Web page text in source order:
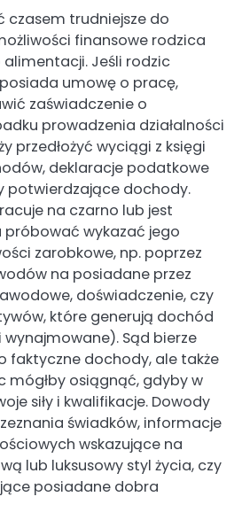
czasem trudniejsze do
finansowe rodzica
Jeśli rodzic
umowę o pracę,
zaświadczenie o
prowadzenia działalności
przedłożyć wyciągi z księgi
deklaracje podatkowe
potwierdzające dochody.
na czarno lub jest
wykazać jego
zarobkowe, np. poprzez
na posiadane przez
doświadczenie, czy
które generują dochód
Sąd bierze
faktyczne dochody, ale także
mógłby osiągnąć, gdyby w
siły i kwalifikacje. Dowody
świadków, informacje
wskazujące na
lub luksusowy styl życia, czy
posiadane dobra